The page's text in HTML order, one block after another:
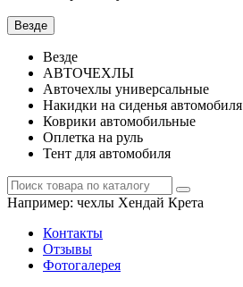
Везде
Везде
АВТОЧЕХЛЫ
Авточехлы универсальные
Накидки на сиденья автомобиля
Коврики автомобильные
Оплетка на руль
Тент для автомобиля
Например: чехлы Хендай Крета
Контакты
Отзывы
Фотогалерея